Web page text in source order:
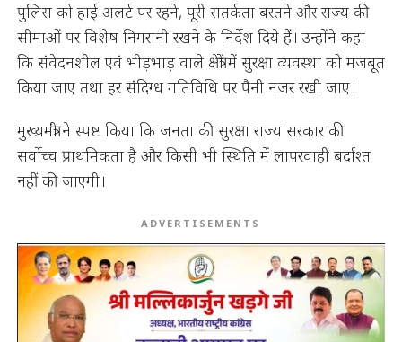
पुलिस को हाई अलर्ट पर रहने, पूरी सतर्कता बरतने और राज्य की
सीमाओं पर विशेष निगरानी रखने के निर्देश दिये हैं। उन्होंने कहा
कि संवेदनशील एवं भीड़भाड़ वाले क्षेत्रों में सुरक्षा व्यवस्था को मजबूत
किया जाए तथा हर संदिग्ध गतिविधि पर पैनी नजर रखी जाए।
मुख्यमंत्री ने स्पष्ट किया कि जनता की सुरक्षा राज्य सरकार की
सर्वोच्च प्राथमिकता है और किसी भी स्थिति में लापरवाही बर्दाश्त
नहीं की जाएगी।
ADVERTISEMENTS